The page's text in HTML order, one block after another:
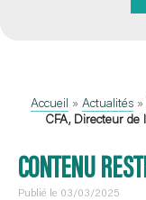
Accueil » Actualités »
CFA, Directeur de
CONTENU
Publié le 03/03/2025